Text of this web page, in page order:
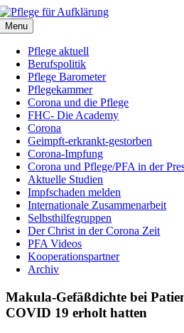
Zum
Inhalt
springen
Menu
Pflege aktuell
Berufspolitik
Pflege Barometer
Pflegekammer
Corona und die Pflege
FHC- Die Academy
Corona
Geimpft-erkrankt-gestorben
Corona-Impfung
Corona und Pflege/PFA in der
Aktuelle Studien
Impfschaden melden
Internationale Zusammenarbeit
Selbsthilfegruppen
Der Christ in der Corona Zeit
PFA Videos
Kooperationspartner
Archiv
Makula-Gefäßdichte bei
COVID 19 erholt hatten